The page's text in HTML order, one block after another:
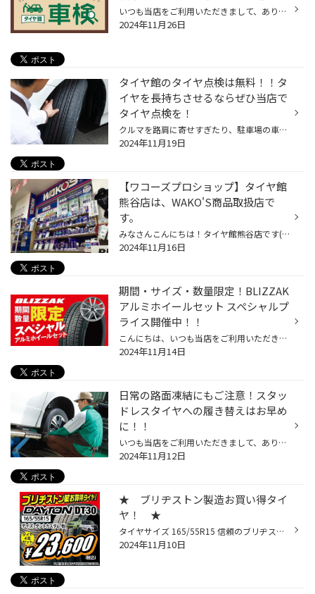
いつも当店をご利用いただきまして、ありがとうございます。 突然ですが、 タイヤ館でおクルマの車検も取り扱っていることご存じですか？ タイヤ館といえば、タイヤ専門店というイメージから、 タイヤを購入するだけのお店というイメージを持たれているお客様も多く、 車検も取り扱っていることをお...
2024年11月26日
タイヤ館のタイヤ点検は無料！！タ
イヤを長持ちさせるならぜひ当店で
タイヤ点検を！
クルマを路肩に寄せすぎたり、駐車場の車止めにぶつけたりして、 お気に入りのホイールを傷つけてしまったという経験は、多くの方がお持ちなのではないでしょうか。 とっても残念な気持ちになりますが、そんなときタイヤも気にかけていらっしゃいますか？ また、タイヤの“見える側”にはワックスをき...
2024年11月19日
【ワコーズプロショップ】タイヤ館
熊谷店は、WAKO'S商品取扱店で
す。
みなさんこんにちは！タイヤ館熊谷店です(^O^)／ 本日は、当店取り扱い商品のご案内♪ タイヤ館熊谷は、WAKO‘S商品を専門に取り揃えている 【WAKO‘S PROSHOP】 なんです！ WAKO‘Sは、カーレース・バイクレース・サイクルスポーツなど潤滑油を主とした ケミカル製品の総合トップメーカーです！ 取り置...
2024年11月16日
期間・サイズ・数量限定！BLIZZAK
アルミホイールセット スペシャルプ
ライス開催中！！
こんにちは、いつも当店をご利用いただきましてありがとうございます。 現在、コクピット・タイヤ館の一部店舗におきまして、 期間限定！ サイズ限定！！ 数量限定！！！ スタッドレスタイヤのBLIZZAKのアルミホイールセットをスペシャルプライスでご提供中です。 もちろん、当店でもご提供しており...
2024年11月14日
日常の路面凍結にもご注意！スタッ
ドレスタイヤへの履き替えはお早め
に！！
いつも当店をご利用いただきまして、ありがとうございます。 だんだんと寒くなってきた中、そろそろおクルマの冬支度の準備を考える時期になってきました。 おクルマの冬支度といえば、スタッドレスタイヤへの履き替えですね。 当店にも、徐々にスタッドレスタイヤへの交換作業の予約や来店が増えて...
2024年11月12日
★ ブリヂストン製造お買い得タイ
ヤ！ ★
タイヤサイズ 165/55R15 信頼のブリヂストン製のお買い得タイヤあります。 ＊お取り寄せとなる場合がございます。 新しいタイヤの買い方になります。 急な出費！ 高額な出費に、お困りのお客様！ サブスク(月額定額)で購入できます！ 詳しくはこちらから→Mobox タイヤのご相談や各種作業は、 WEBか...
2024年11月10日